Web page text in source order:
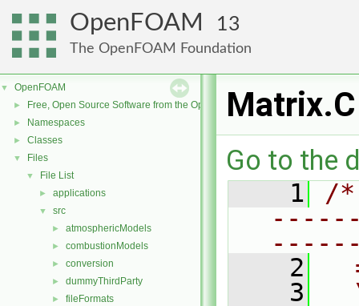
OpenFOAM 13
The OpenFOAM Foundation
▼ OpenFOAM
► Free, Open Source Software from the OpenFOAM Foundation
► Namespaces
► Classes
▼ Files
▼ File List
► applications
▼ src
► atmosphericModels
► combustionModels
► conversion
► dummyThirdParty
► fileFormats
Matrix.C
Go to the
    1
/
    2
    3